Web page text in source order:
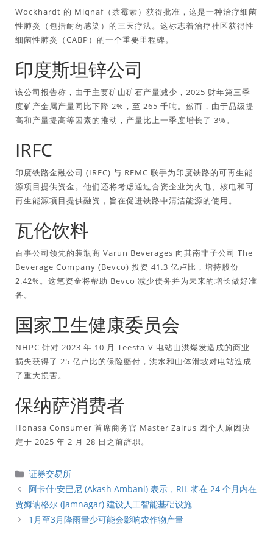
Wockhardt 的 Miqnaf（萘霉素）获得批准，这是一种治疗细菌
性肺炎（包括耐药感染）的三天疗法。这标志着治疗社区获得性
细菌性肺炎（CABP）的一个重要里程碑。
印度斯坦锌公司
该公司报告称，由于主要矿山矿石产量减少，2025 财年第三季
度矿产金属产量同比下降 2%，至 265 千吨。然而，由于品级提
高和产量提高等因素的推动，产量比上一季度增长了 3%。
IRFC
印度铁路金融公司 (IRFC) 与 REMC 联手为印度铁路的可再生能
源项目提供资金。他们还将考虑通过合资企业为火电、核电和可
再生能源项目提供融资，旨在促进铁路中清洁能源的使用。
瓦伦饮料
百事公司领先的装瓶商 Varun Beverages 向其南非子公司 The
Beverage Company (Bevco) 投资 41.3 亿卢比，增持股份
2.42%。这笔资金将帮助 Bevco 减少债务并为未来的增长做好准
备。
国家卫生健康委员会
NHPC 针对 2023 年 10 月 Teesta-V 电站山洪爆发造成的商业
损失获得了 25 亿卢比的保险赔付，洪水和山体滑坡对电站造成
了重大损害。
保纳萨消费者
Honasa Consumer 首席商务官 Master Zairus 因个人原因决
定于 2025 年 2 月 28 日之前辞职。
分
類
证券交易所
阿卡什·安巴尼 (Akash Ambani) 表示，RIL 将在 24 个月内在
贾姆讷格尔 (Jamnagar) 建设人工智能基础设施
1月至3月降雨量少可能会影响农作物产量